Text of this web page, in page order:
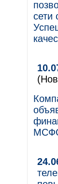
сети